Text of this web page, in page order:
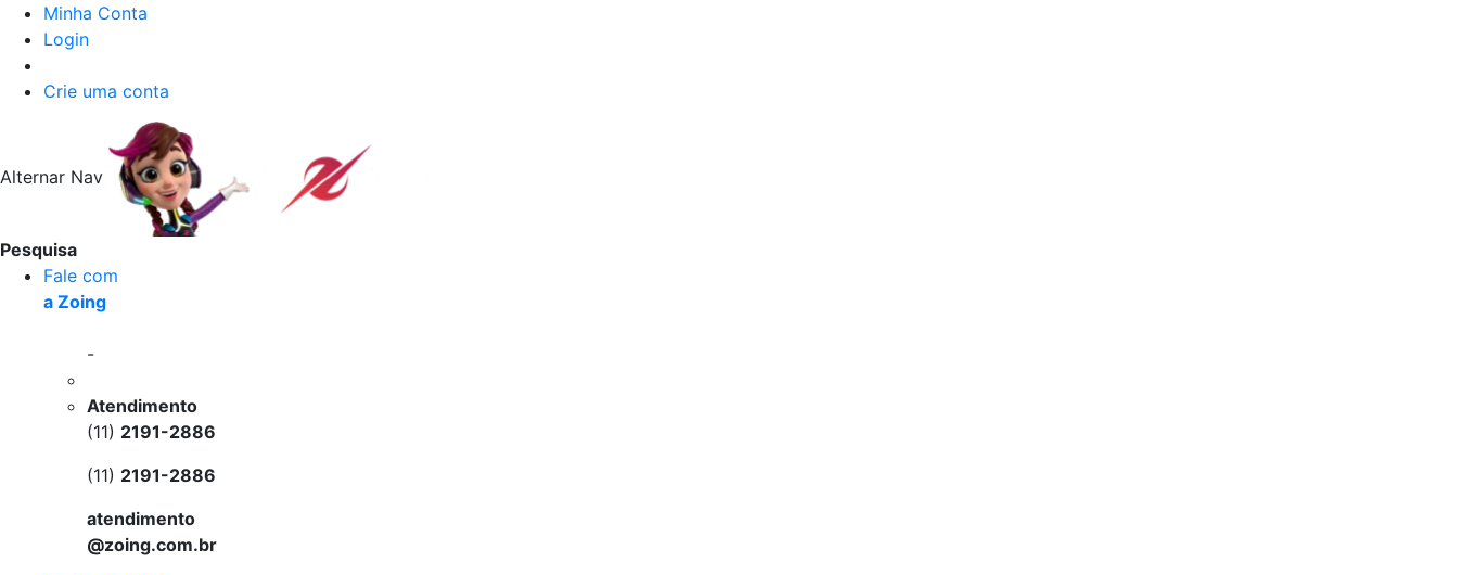
Minha Conta
Login
Crie uma conta
Alternar Nav
Pesquisa
Fale com
a Zoing
-
Atendimento
(11) 2191-2886
(11) 2191-2886
atendimento
@zoing.com.br